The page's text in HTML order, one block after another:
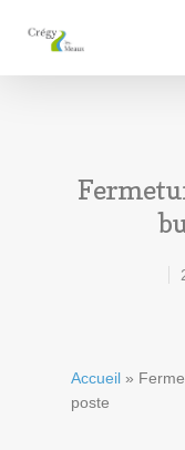
Accueil »
poste